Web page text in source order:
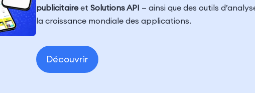
publicitaireet Solutions API — ainsi que des outils
la croissance mondiale des applications.
Découvrir